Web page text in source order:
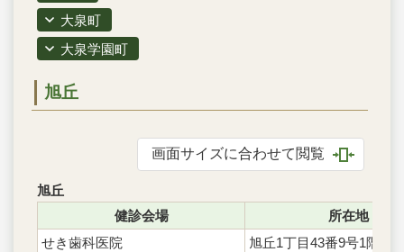
大泉町
大泉学園町
旭丘
画面サイズに合わせて閲覧
旭丘
健診会場
所在地
せき歯科医院
旭丘1丁目43番9号1階